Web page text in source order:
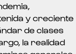
y creciente
de clases
la realidad